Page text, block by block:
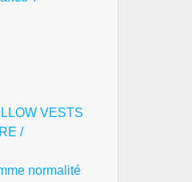
VESTS
/
normalité